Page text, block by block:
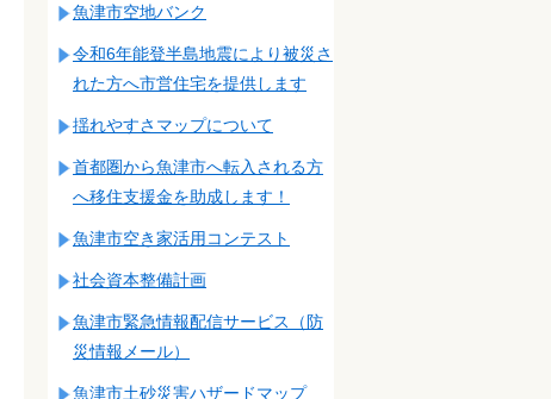
魚津市空地バンク
令和6年能登半島地震により被災さ
れた方へ市営住宅を提供します
揺れやすさマップについて
首都圏から魚津市へ転入される方
へ移住支援金を助成します！
魚津市空き家活用コンテスト
社会資本整備計画
魚津市緊急情報配信サービス（防
災情報メール）
魚津市土砂災害ハザードマップ